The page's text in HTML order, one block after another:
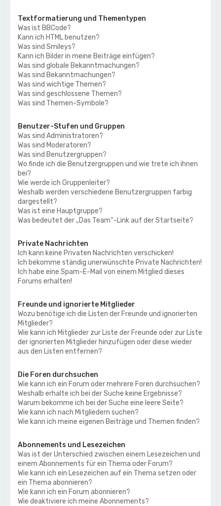
Textformatierung und Thementypen
Was ist BBCode?
Kann ich HTML benutzen?
Was sind Smileys?
Kann ich Bilder in meine Beiträge einfügen?
Was sind globale Bekanntmachungen?
Was sind Bekanntmachungen?
Was sind wichtige Themen?
Was sind geschlossene Themen?
Was sind Themen-Symbole?
Benutzer-Stufen und Gruppen
Was sind Administratoren?
Was sind Moderatoren?
Was sind Benutzergruppen?
Wo finde ich die Benutzergruppen und wie trete ich ihnen
bei?
Wie werde ich Gruppenleiter?
Weshalb werden verschiedene Benutzergruppen farbig
dargestellt?
Was ist eine Hauptgruppe?
Was bedeutet der „Das Team“-Link auf der Startseite?
Private Nachrichten
Ich kann keine Privaten Nachrichten verschicken!
Ich bekomme ständig unerwünschte Private Nachrichten!
Ich habe eine Spam-E-Mail von einem Mitglied dieses
Forums erhalten!
Freunde und ignorierte Mitglieder
Wozu benötige ich die Listen der Freunde und ignorierten
Mitglieder?
Wie kann ich Mitglieder zur Liste der Freunde oder zur Liste
der ignorierten Mitglieder hinzufügen oder diese wieder
aus den Listen entfernen?
Die Foren durchsuchen
Wie kann ich ein Forum oder mehrere Foren durchsuchen?
Weshalb erhalte ich bei der Suche keine Ergebnisse?
Warum bekomme ich bei der Suche eine leere Seite?
Wie kann ich nach Mitgliedern suchen?
Wie kann ich meine eigenen Beiträge und Themen finden?
Abonnements und Lesezeichen
Was ist der Unterschied zwischen einem Lesezeichen und
einem Abonnements für ein Thema oder Forum?
Wie kann ich ein Lesezeichen auf ein Thema setzen oder
ein Thema abonnieren?
Wie kann ich ein Forum abonnieren?
Wie deaktiviere ich meine Abonnements?